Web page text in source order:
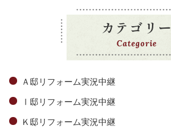
カテゴリー
Categorie
Ａ邸リフォーム実況中継
Ⅰ邸リフォーム実況中継
Ｋ邸リフォーム実況中継